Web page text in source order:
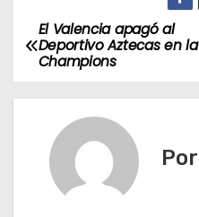
NEl Valencia apagó al
Deportivo Aztecas en la
Champions
Por